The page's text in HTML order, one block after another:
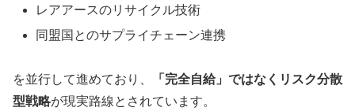
レアアースのリサイクル技術
同盟国とのサプライチェーン連携
を並行して進めており、
「完全自給」ではなくリスク分散
型戦略が現実路線とされています。